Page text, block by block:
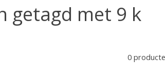
getagd met 9 k
0